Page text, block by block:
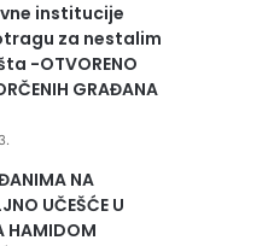
institucije
za nestalim
-OTVORENO
GRAĐANA
NA
UČEŠĆE U
HAMIDOM